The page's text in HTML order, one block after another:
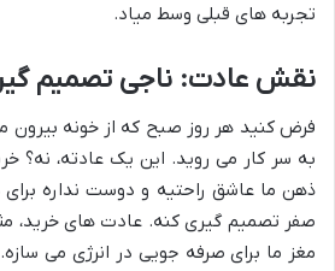
تجربه های قبلی وسط میاد.
نقش عادت: ناجی تصمیم
فرض کنید هر روز صبح که از خونه بیرون
به سر کار می روید. این یک عادته، نه؟
ذهن ما عاشق راحتیه و دوست نداره برای
صفر تصمیم گیری کنه. عادت های خرید،
مغز ما برای صرفه جویی در انرژی می